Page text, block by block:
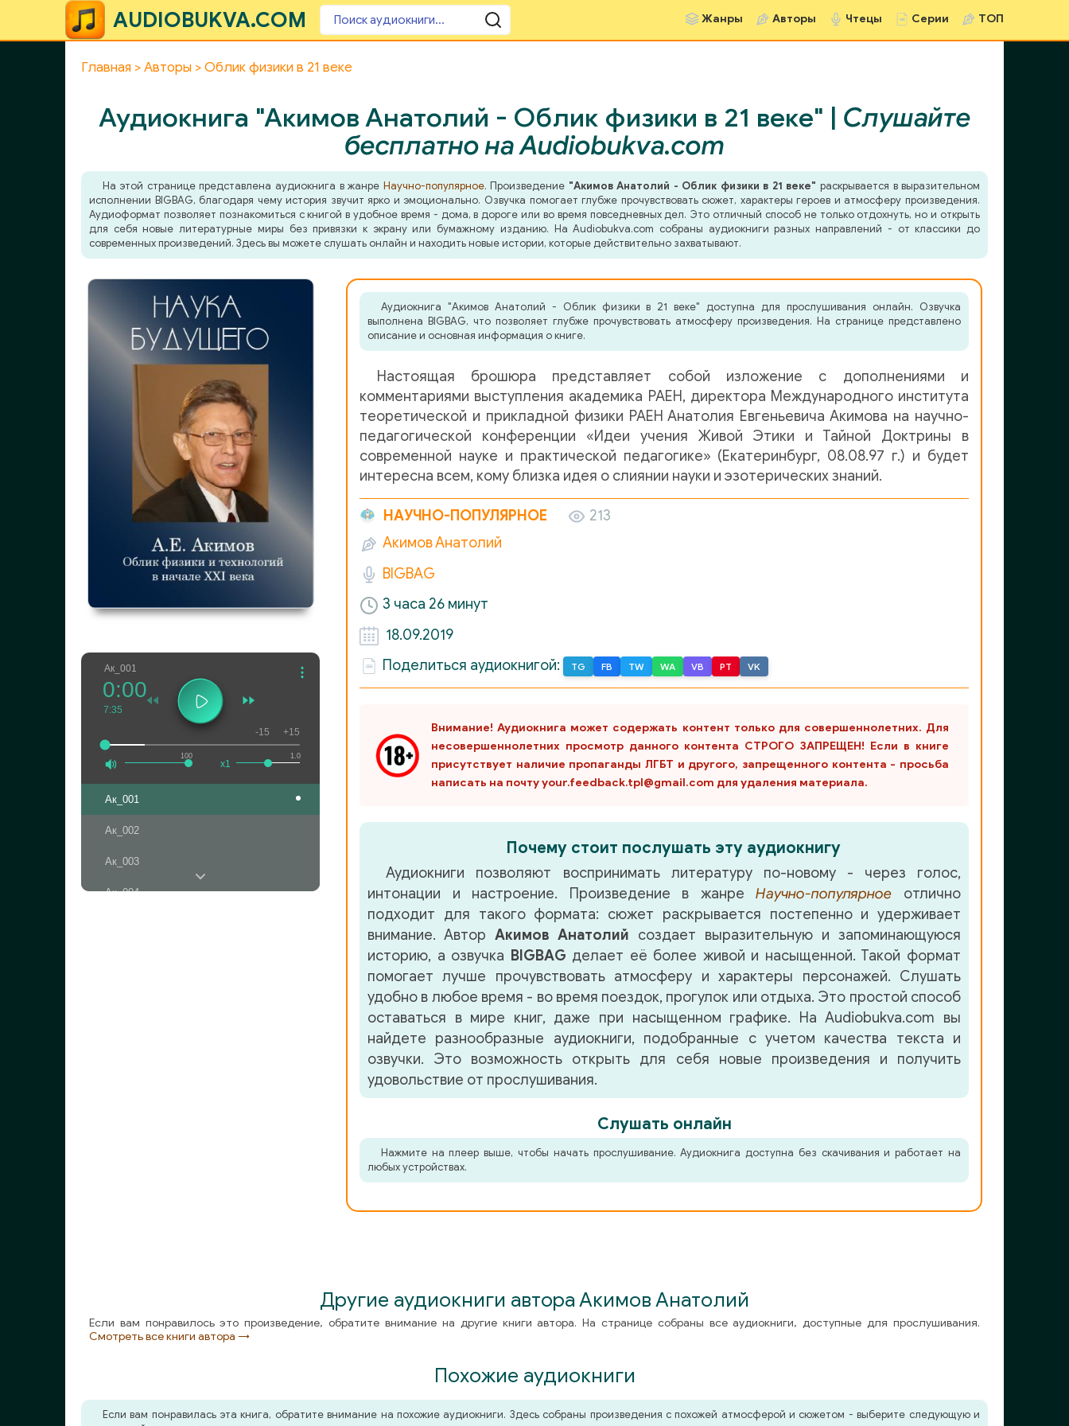
AUDIOBUKVA.COM Жанры Авторы Чтецы Серии ТОП
Главная Авторы Облик физики в 21 веке
Аудиокнига "Акимов Анатолий - Облик физики в 21 веке" | Слушайте
бесплатно на Audiobukva.com
На этой странице представлена аудиокнига в жанре Научно-популярное. Произведение "Акимов Анатолий - Облик физики в 21 веке" раскрывается в выразительном
исполнении BIGBAG, благодаря чему история звучит ярко и эмоционально. Озвучка помогает глубже прочувствовать сюжет, характеры героев и атмосферу произведения.
Аудиоформат позволяет познакомиться с книгой в удобное время - дома, в дороге или во время повседневных дел. Это отличный способ не только отдохнуть, но и открыть
для себя новые литературные миры без привязки к экрану или бумажному изданию. На Audiobukva.com собраны аудиокниги разных направлений - от классики до
современных произведений. Здесь вы можете слушать онлайн и находить новые истории, которые действительно захватывают.
Ак_001
100
0:00
7:35
1.0
x1
-15 +15
Ак_001
Ак_002
Ак_003
Ак_004
Ак_018
Ак_021
Аудиокнига "Акимов Анатолий - Облик физики в 21 веке" доступна для прослушивания онлайн. Озвучка
выполнена BIGBAG, что позволяет глубже прочувствовать атмосферу произведения. На странице представлено
описание и основная информация о книге.
Настоящая брошюра представляет собой изложение с дополнениями и
комментариями выступления академика РАЕН, директора Международного института
теоретической и прикладной физики РАЕН Анатолия Евгеньевича Акимова на научно-
педагогической конференции «Идеи учения Живой Этики и Тайной Доктрины в
современной науке и практической педагогике» (Екатеринбург, 08.08.97 г.) и будет
интересна всем, кому близка идея о слиянии науки и эзотерических знаний.
НАУЧНО-ПОПУЛЯРНОЕ
213
Акимов Анатолий
BIGBAG
3 часа 26 минут
18.09.2019
Поделиться аудиокнигой:
TG FB TW WA VB PT VK
Внимание! Аудиокнига может содержать контент только для совершеннолетних. Для
несовершеннолетних просмотр данного контента СТРОГО ЗАПРЕЩЕН! Если в книге
присутствует наличие пропаганды ЛГБТ и другого, запрещенного контента - просьба
написать на почту your.feedback.tpl@gmail.com для удаления материала.
Почему стоит послушать эту аудиокнигу
Аудиокниги позволяют воспринимать литературу по-новому - через голос,
интонации и настроение. Произведение в жанреНаучно-популярное отлично
подходит для такого формата: сюжет раскрывается постепенно и удерживает
внимание. Автор Акимов Анатолий создает выразительную и запоминающуюся
историю, а озвучка BIGBAG делает её более живой и насыщенной. Такой формат
помогает лучше прочувствовать атмосферу и характеры персонажей. Слушать
удобно в любое время - во время поездок, прогулок или отдыха. Это простой способ
оставаться в мире книг, даже при насыщенном графике. На Audiobukva.com вы
найдете разнообразные аудиокниги, подобранные с учетом качества текста и
озвучки. Это возможность открыть для себя новые произведения и получить
удовольствие от прослушивания.
Слушать онлайн
Нажмите на плеер выше, чтобы начать прослушивание. Аудиокнига доступна без скачивания и работает на
любых устройствах.
Другие аудиокниги автора Акимов Анатолий
Если вам понравилось это произведение, обратите внимание на другие книги автора. На странице собраны все аудиокниги, доступные для прослушивания.
Смотреть все книги автора →
Похожие аудиокниги
Если вам понравилась эта книга, обратите внимание на похожие аудиокниги. Здесь собраны произведения с похожей атмосферой и сюжетом - выберите следующую и